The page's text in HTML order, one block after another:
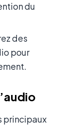
du
des
pour
principaux